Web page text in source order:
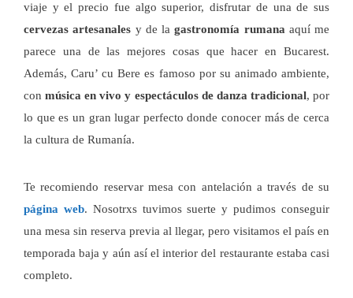
viaje y el precio fue algo superior, disfrutar de una de sus
cervezas artesanales y de lagastronomía rumana aquí me
parece una de las mejores cosas que hacer en Bucarest.
Además, Caru’ cu Bere es famoso por su animado ambiente,
conmúsica en vivo y espectáculos de danza tradicional, por
lo que es un gran lugar perfecto donde conocer más de cerca
la cultura de Rumanía.
Te recomiendo reservar mesa con antelación a través de su
página web. Nosotrxs tuvimos suerte y pudimos conseguir
una mesa sin reserva previa al llegar, pero visitamos el país en
temporada baja y aún así el interior del restaurante estaba casi
completo.